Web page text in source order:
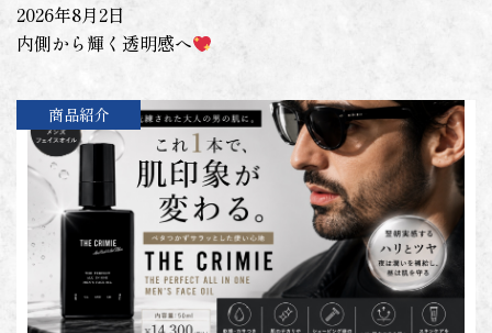
2026年8月2日
内側から輝く透明感へ
商品紹介